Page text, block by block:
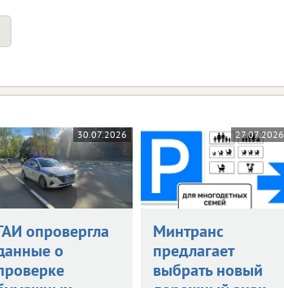
30.07.2026
опровергла
о
27.07.2026
Минтранс
предлагает
выбрать новый